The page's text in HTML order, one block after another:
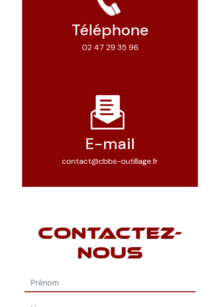
Téléphone
02 47 29 35 96
E-mail
contact@cbbs-outillage.fr
CONTACTEZ-
NOUS